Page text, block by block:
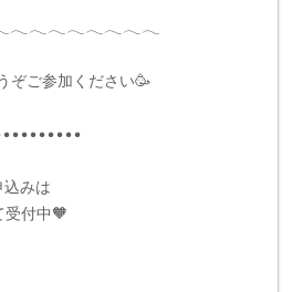
ぞご参加ください🥳
みは
受付中🧡